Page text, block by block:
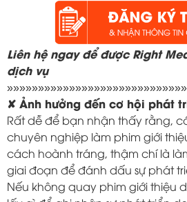
Liên hệ ngay để được Right
dịch vụ
✘ Ảnh hưởng đến cơ hội phát
Rất dễ để bạn nhận thấy rằng,
chuyên nghiệp làm phim giới
cách hoành tráng, thậm chí là
giai đoạn để đánh dấu sự phát
Nếu không quay phim giới thiệu